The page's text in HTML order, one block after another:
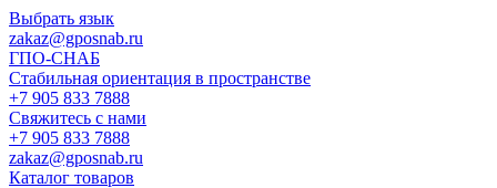
Выбрать язык
zakaz@gposnab.ru
ГПО-СНАБ
Стабильная ориентация в пространстве
+7 905 833 7888
Свяжитесь с нами
+7 905 833 7888
zakaz@gposnab.ru
Каталог товаров